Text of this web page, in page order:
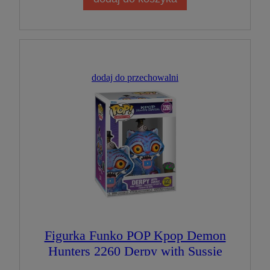
dodaj do przechowalni
Figurka Funko POP Kpop Demon
Hunters 2260 Derpy with Sussie